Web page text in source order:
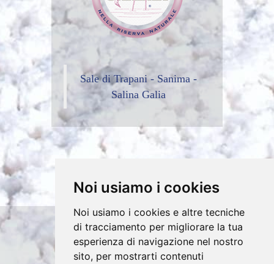
Noi usiamo i cookies
Noi usiamo i cookies e altre tecniche
di tracciamento per migliorare la tua
esperienza di navigazione nel nostro
sito, per mostrarti contenuti
Sale di Trapani - Sanima -
Salina Galia
Copyrights © 2026 SA.NI.MA. S.A.S. di
Daidone Massimo & C. Tutti i diritti riservati.